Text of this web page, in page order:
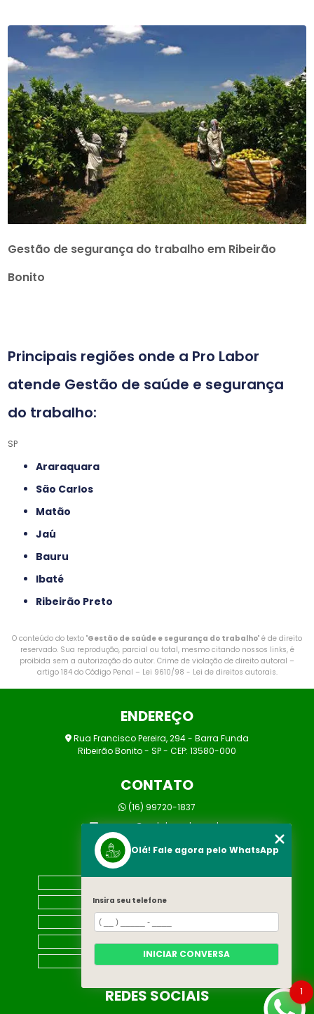
Gestão de segurança do trabalho em Ribeirão
Bonito
Principais regiões onde a Pro Labor
atende Gestão de saúde e segurança
do trabalho:
SP
Araraquara
São Carlos
Matão
Jaú
Bauru
Ibaté
Ribeirão Preto
O conteúdo do texto "Gestão de saúde e segurança do trabalho" é de direito
reservado. Sua reprodução, parcial ou total, mesmo citando nossos links, é
proibida sem a autorização do autor. Crime de violação de direito autoral –
artigo 184 do Código Penal – Lei 9610/98 - Lei de direitos autorais.
ENDEREÇO
Rua Francisco Pereira, 294 - Barra Funda
Ribeirão Bonito - SP - CEP: 13580-000
CONTATO
(16) 99720-1837
marcos@prolaborsst.com.br
MENU
EMPRESA
CONTATO
CATEGORIAS
MAPA DO SITE
REDES SOCIAIS 1
Olá! Fale agora pelo WhatsApp
Insira seu telefone
INICIAR CONVERSA